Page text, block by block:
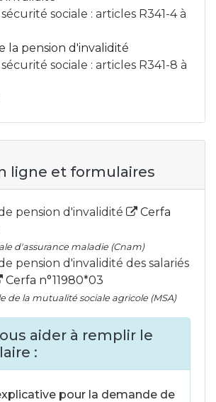
sociale : articles R341-4 à
la pension d'invalidité
sociale : articles R341-8 à
ligne et formulaires
pension d'invalidité
Cerfa
d'assurance maladie (Cnam)
pension d'invalidité des salariés
Cerfa n°11980*03
de la mutualité sociale agricole (MSA)
aider à remplir le
:
pour la demande de